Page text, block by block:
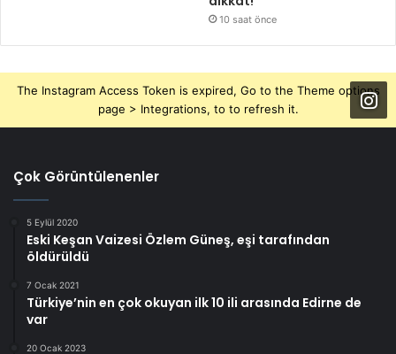
10 saat önce
The Instagram Access Token is expired, Go to the Theme options
page > Integrations, to to refresh it.
Çok Görüntülenenler
5 Eylül 2020
Eski Keşan Vaizesi Özlem Güneş, eşi tarafından
öldürüldü
7 Ocak 2021
Türkiye’nin en çok okuyan ilk 10 ili arasında Edirne de
var
20 Ocak 2023